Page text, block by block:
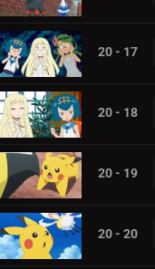
20 - 17
20 - 18
20 - 19
20 - 20